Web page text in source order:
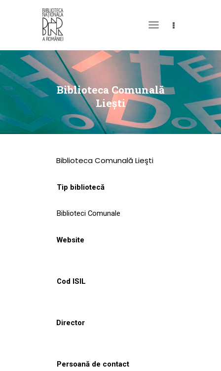
Biblioteca Comunală
Lieşti
DESPRE NOI
PERMISUL MEU DE
BIBLIOTECĂ
CATALOAGE ȘI
COLECȚII
CULTURALE
NOUTĂȚI
Biblioteca Comunală Lieşti
Tip bibliotecă
Biblioteci Comunale
Website
Cod ISIL
Director
Persoană de contact